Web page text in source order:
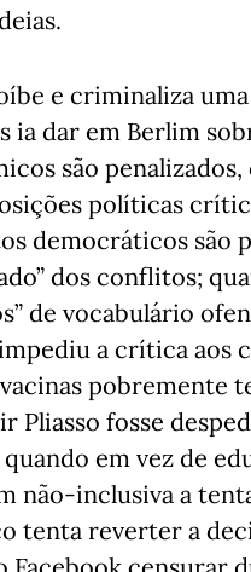
e criminaliza
ia dar em Berlim
são
políticas
democráticos são
dos conflitos;
de vocabulário
a crítica aos
pobremente
Pliasso fosse
em vez de
não-inclusiva a
tenta reverter a